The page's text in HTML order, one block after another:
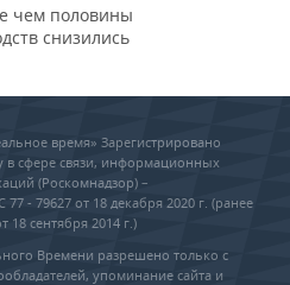
чем половины
снизились
время» Зарегистрировано
в сфере связи, информационных
(Роскомнадзор) –
- 79627 от 18 декабря 2020 г. (ранее
18 сентября 2014 г.)
Времени разрешено только с
упоминание сайта и